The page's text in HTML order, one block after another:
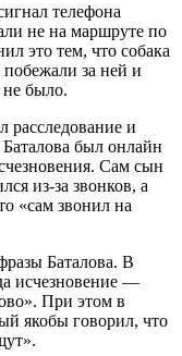
телефона
не на маршруте по
это тем, что собака
побежали за ней и
не было.
и
был онлайн
Сам сын
из-за звонков, а
«сам звонил на
Баталова. В
исчезновение —
При этом в
якобы говорил, что